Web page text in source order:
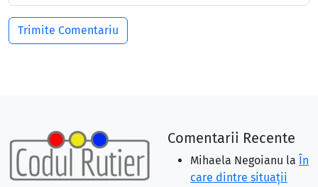
Comentarii Recente
Mihaela Negoianu la În
care dintre situaţii